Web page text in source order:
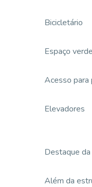
Bicicletário
Espaço verde
Acesso para
Elevadores
Destaque da
Além da